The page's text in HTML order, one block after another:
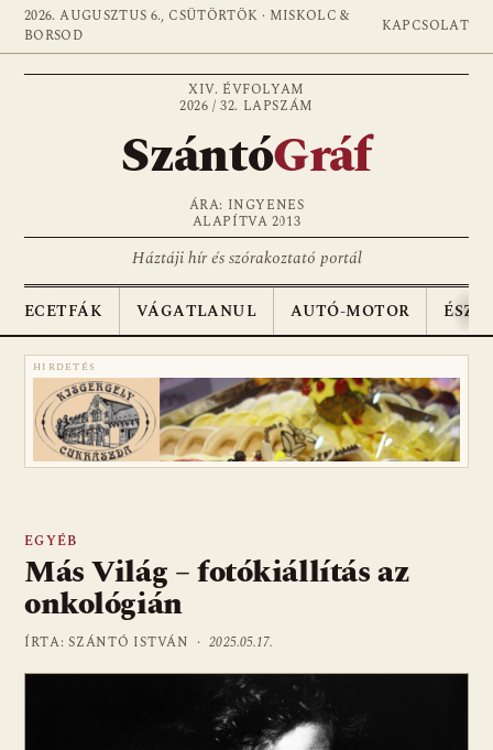
2026. AUGUSZTUS 6., CSÜTÖRTÖK · MISKOLC &
BORSOD
KAPCSOLAT
XIV. ÉVFOLYAM
2026 / 32. LAPSZÁM
SzántóGráf
ÁRA: INGYENES
ALAPÍTVA 2013
Háztáji hír és szórakoztató portál
ECETFÁK VÁGATLANUL AUTÓ-MOTOR
HIRDETÉS
EGYÉB
Más Világ – fotókiállítás az
onkológián
ÍRTA: SZÁNTÓ ISTVÁN ·2025.05.17.